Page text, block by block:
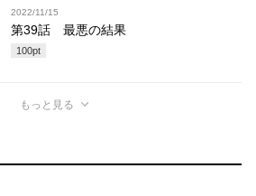
2022/11/15
第39話 最悪の結果
100pt
もっと見る